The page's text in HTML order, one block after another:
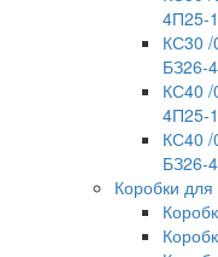
4П25-
КС30 /
БЗ26-
КС40 /
4П25-
КС40 /
БЗ26-
Коробки для